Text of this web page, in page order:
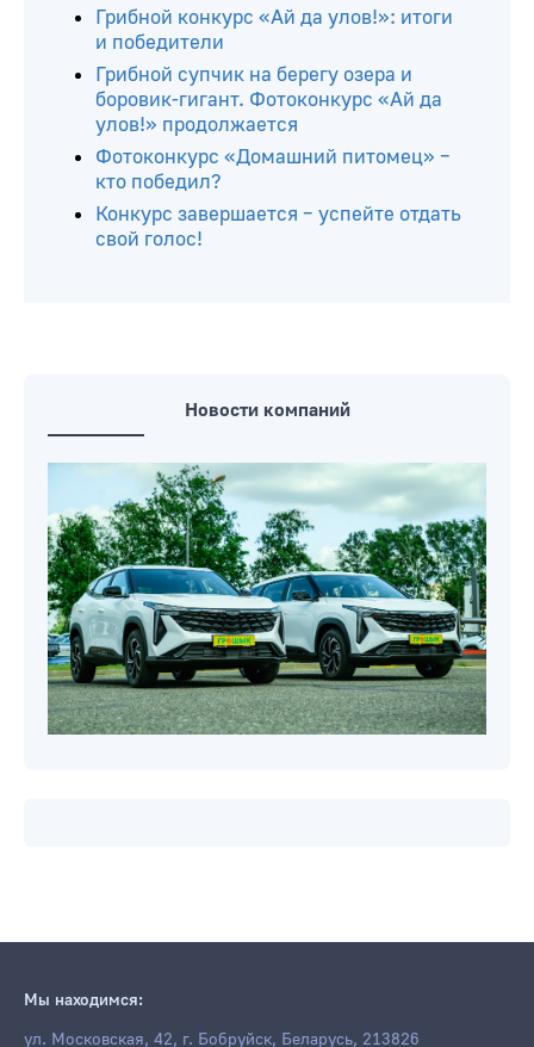
Грибной конкурс «Ай да улов!»: итоги
и победители
Грибной супчик на берегу озера и
боровик-гигант. Фотоконкурс «Ай да
улов!» продолжается
Фотоконкурс «Домашний питомец» –
кто победил?
Конкурс завершается – успейте отдать
свой голос!
Новости компаний
Мы находимся:
ул. Московская, 42, г. Бобруйск, Беларусь, 213826